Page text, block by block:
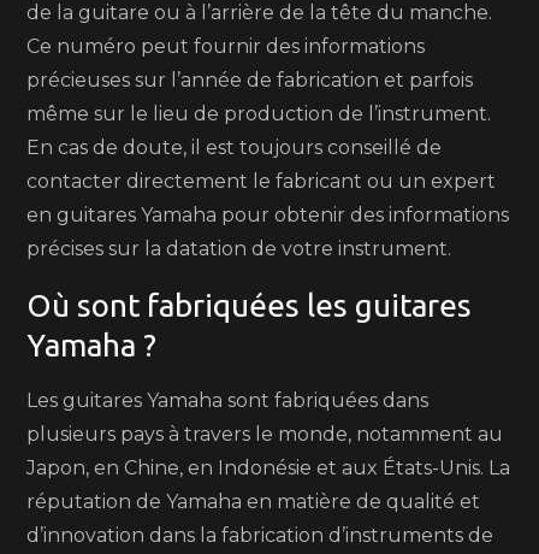
de la guitare ou à l’arrière de la tête du manche.
Ce numéro peut fournir des informations
précieuses sur l’année de fabrication et parfois
même sur le lieu de production de l’instrument.
En cas de doute, il est toujours conseillé de
contacter directement le fabricant ou un expert
en guitares Yamaha pour obtenir des informations
précises sur la datation de votre instrument.
Où sont fabriquées les guitares
Yamaha ?
Les guitares Yamaha sont fabriquées dans
plusieurs pays à travers le monde, notamment au
Japon, en Chine, en Indonésie et aux États-Unis. La
réputation de Yamaha en matière de qualité et
d’innovation dans la fabrication d’instruments de